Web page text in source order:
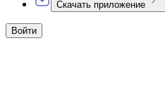
Скачать приложение
Войти